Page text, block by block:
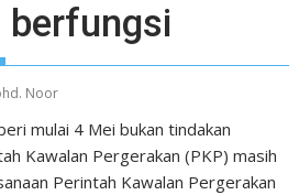
berfungsi
Noor
mulai 4 Mei bukan tindakan
Kawalan Pergerakan (PKP) masih
Perintah Kawalan Pergerakan